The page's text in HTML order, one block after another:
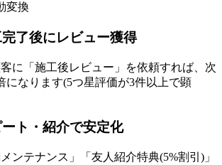
変換
了後にレビュー獲得
に「施工後レビュー」を依頼すれば、次
になります(5つ星評価が3件以上で顕
ト・紹介で安定化
ンテナンス」「友人紹介特典(5%割引)」